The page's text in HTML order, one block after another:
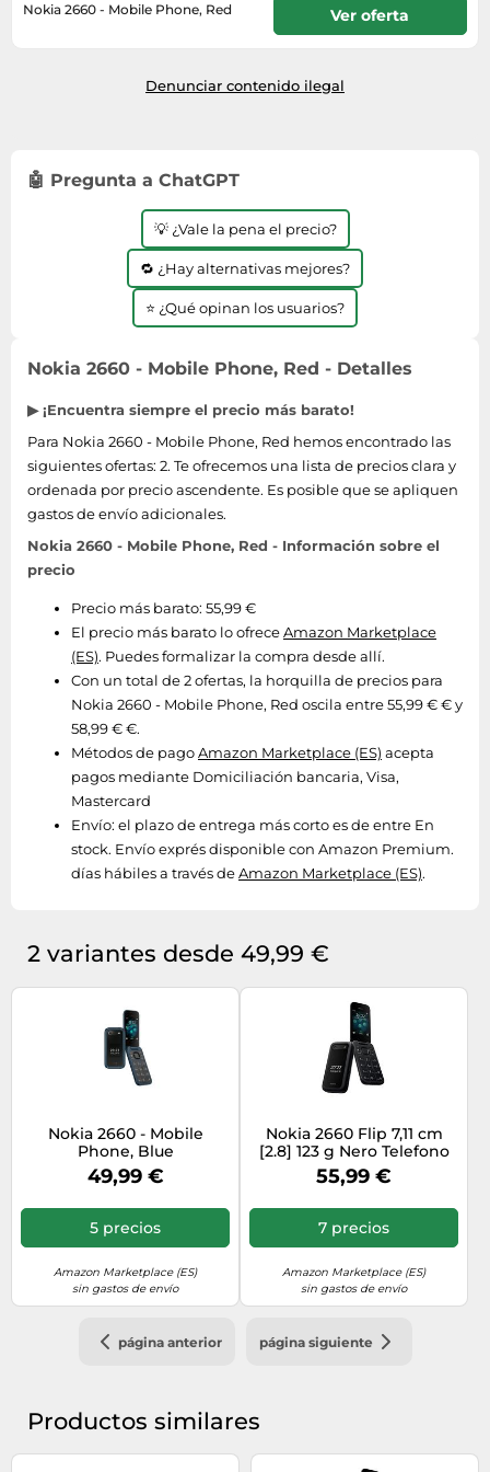
Zapatillas de tenis
Placer y anticoncepción
Productos para baño y ducha
Tensiómetros
Termómetros clínicos
Móviles
Ordenadores portátiles
Placas de cocina
TV, vídeo y DVD
Tablets
Telecomunicaciones
Televisores
Playmobil
Relojes
Zapatillas de baloncesto
Zapatos de invierno
Zapatos mujer
Nokia 2660 - Mobile Phone, Red Ver oferta
Denunciar contenido ilegal
🤖 Pregunta a ChatGPT
💡 ¿Vale la pena el precio?
🔁 ¿Hay alternativas mejores?
⭐ ¿Qué opinan los usuarios?
Nokia 2660 - Mobile Phone, Red - Detalles
▶ ¡Encuentra siempre el precio más barato!
Para Nokia 2660 - Mobile Phone, Red hemos encontrado las
siguientes ofertas: 2. Te ofrecemos una lista de precios clara y
ordenada por precio ascendente. Es posible que se apliquen
gastos de envío adicionales.
Nokia 2660 - Mobile Phone, Red - Información sobre el
precio
Precio más barato: 55,99 €
El precio más barato lo ofreceAmazon Marketplace
(ES). Puedes formalizar la compra desde allí.
Con un total de 2 ofertas, la horquilla de precios para
Nokia 2660 - Mobile Phone, Red oscila entre 55,99 € € y
58,99 € €.
Métodos de pagoAmazon Marketplace (ES) acepta
pagos mediante Domiciliación bancaria, Visa,
Mastercard
Envío: el plazo de entrega más corto es de entre En
stock. Envío exprés disponible con Amazon Premium.
días hábiles a través deAmazon Marketplace (ES).
2 variantes desde 49,99 €
Nokia 2660 - Mobile
Phone, Blue
49,99 €
5 precios
Amazon Marketplace (ES)
sin gastos de envío
Nokia 2660 Flip 7,11 cm
[2.8] 123 g Nero Telefono
cellulare basico (NOKIA
2660 TA-1469 DS GB IE
BLACK)
55,99 €
7 precios
Amazon Marketplace (ES)
sin gastos de envío
página anterior página siguiente
Productos similares